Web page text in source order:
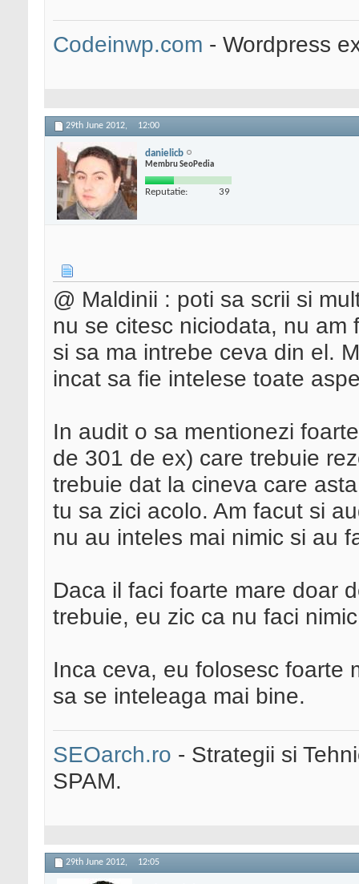
Codeinwp.com - Wordpress
29th June 2012, 12:00
danielicb
Membru SeoPedia
Reputatie: 39
@ Maldinii : poti sa scrii si
nu se citesc niciodata, nu
si sa ma intrebe ceva din el.
incat sa fie intelese toate
In audit o sa mentionezi
de 301 de ex) care trebuie
trebuie dat la cineva care
tu sa zici acolo. Am facut si
nu au inteles mai nimic si au
Daca il faci foarte mare doar
trebuie, eu zic ca nu faci
Inca ceva, eu folosesc foarte
sa se inteleaga mai bine.
SEOarch.ro - Strategii si
SPAM.
29th June 2012, 12:05